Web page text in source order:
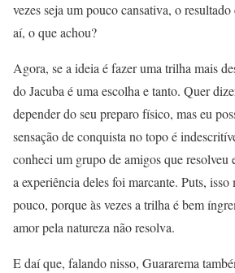
vezes seja um pouco cansativa, o
aí, o que achou?
Agora, se a ideia é fazer uma trilha mais
do Jacuba é uma escolha e tanto. Quer
depender do seu preparo físico, mas eu
sensação de conquista no topo é
conheci um grupo de amigos que resolveu
a experiência deles foi marcante. Puts,
pouco, porque às vezes a trilha é bem
amor pela natureza não resolva.
E daí que, falando nisso, Guararema